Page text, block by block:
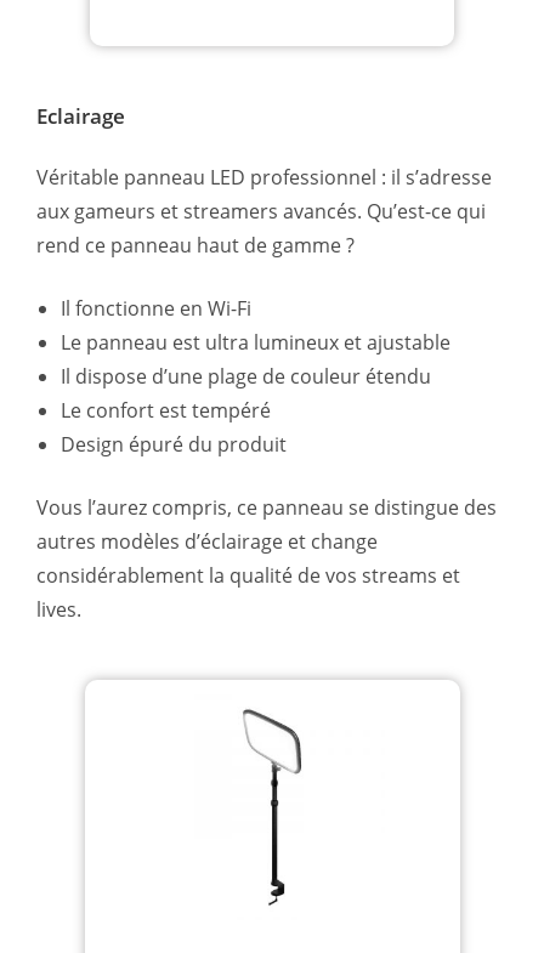
Eclairage
Véritable panneau LED professionnel : il s’adresse
aux gameurs et streamers avancés. Qu’est-ce qui
rend ce panneau haut de gamme ?
Il fonctionne en Wi-Fi
Le panneau est ultra lumineux et ajustable
Il dispose d’une plage de couleur étendu
Le confort est tempéré
Design épuré du produit
Vous l’aurez compris, ce panneau se distingue des
autres modèles d’éclairage et change
considérablement la qualité de vos streams et
lives.